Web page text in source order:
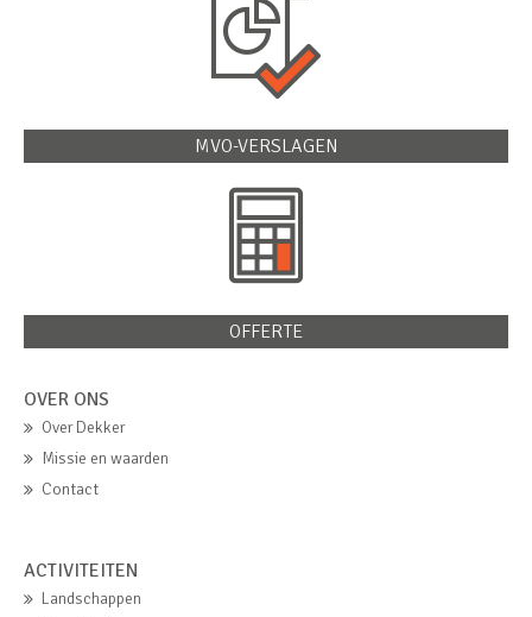
MVO-VERSLAGEN
OFFERTE
OVER ONS
Over Dekker
Missie en waarden
Contact
ACTIVITEITEN
Landschappen